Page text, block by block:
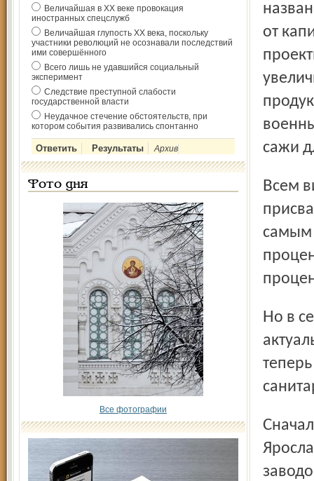
Величайшая в ХХ веке провокация
иностранных спецслужб
Величайшая глупость ХХ века, поскольку
участники революций не осознавали последствий
ими совершённого
Всего лишь не удавшийся социальный
эксперимент
Следствие преступной слабости
государственной власти
Неудачное стечение обстоятельств, при
котором события развивались спонтанно
Архив
Фото дня
Все фотографии
от
сажи
Всем видам выпускаемой им продукции неуклонно
самым
Но в середине 1960-х Ярославский совнархоз поставил
Сначала предприятие стало называться цехом № 8